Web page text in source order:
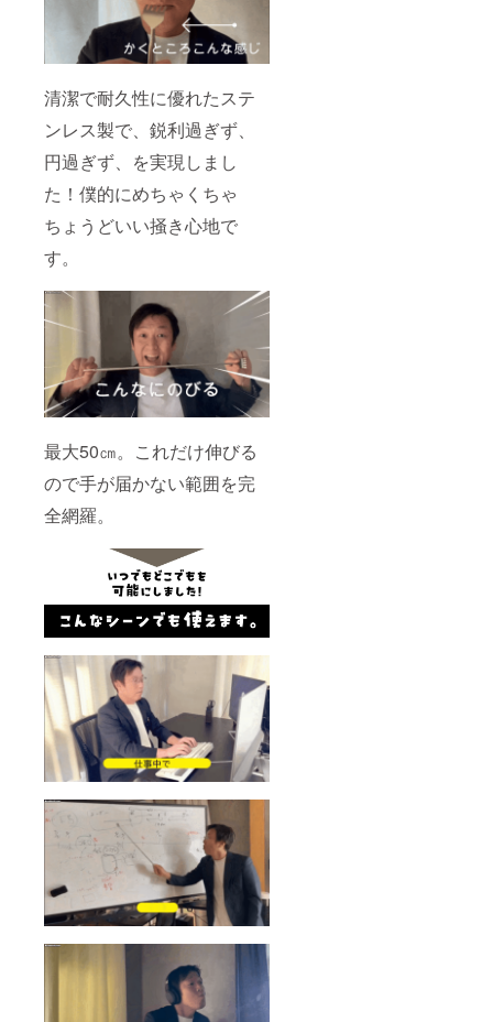
清潔で耐久性に優れたステ
ンレス製で、鋭利過ぎず、
円過ぎず、を実現しまし
た！僕的にめちゃくちゃ
ちょうどいい掻き心地で
す。
最大50㎝。これだけ伸びる
ので手が届かない範囲を完
全網羅。